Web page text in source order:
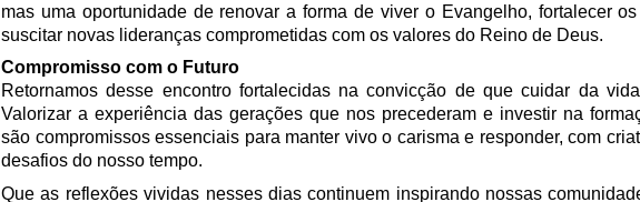
mas uma oportunidade de renovar a forma de viver o Evangelho, fortalecer
suscitar novas lideranças comprometidas com os valores do Reino de Deus.
Compromisso com o Futuro
Retornamos desse encontro fortalecidas na convicção de que cuidar da
Valorizar a experiência das gerações que nos precederam e investir na
são compromissos essenciais para manter vivo o carisma e responder, com
desafios do nosso tempo.
Que as reflexões vividas nesses dias continuem inspirando nossas